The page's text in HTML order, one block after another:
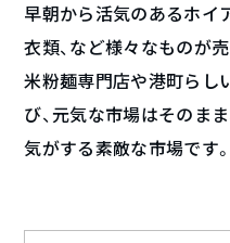
早朝から活気のあるホイ
衣類、など様々なものが
米粉麺専門店や港町らし
び、元気な市場はそのま
気がする素敵な市場です。